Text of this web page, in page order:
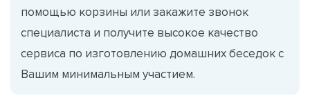
помощью корзины или закажите звонок
специалиста и получите высокое качество
сервиса по изготовлению домашних беседок с
Вашим минимальным участием.